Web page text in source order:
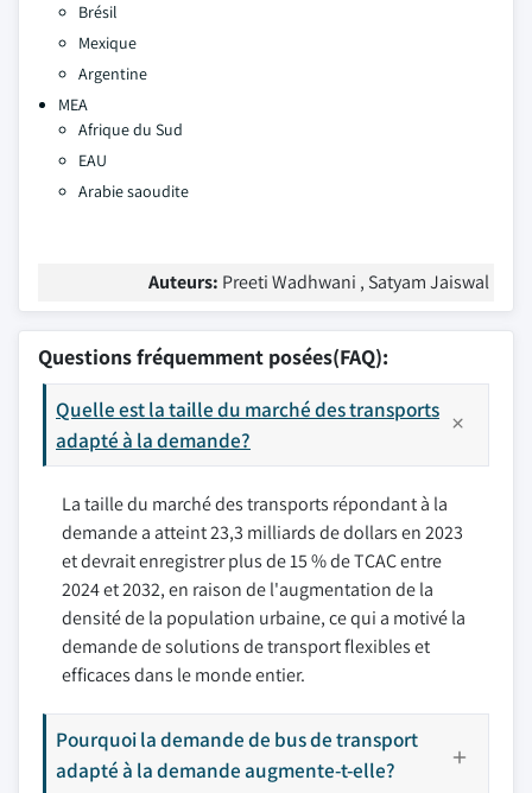
Brésil
Mexique
Argentine
MEA
Afrique du Sud
EAU
Arabie saoudite
Auteurs: Preeti Wadhwani , Satyam Jaiswal
Questions fréquemment posées(FAQ):
Quelle est la taille du marché des transports
adapté à la demande?
La taille du marché des transports répondant à la
demande a atteint 23,3 milliards de dollars en 2023
et devrait enregistrer plus de 15 % de TCAC entre
2024 et 2032, en raison de l'augmentation de la
densité de la population urbaine, ce qui a motivé la
demande de solutions de transport flexibles et
efficaces dans le monde entier.
Pourquoi la demande de bus de transport
adapté à la demande augmente-t-elle?